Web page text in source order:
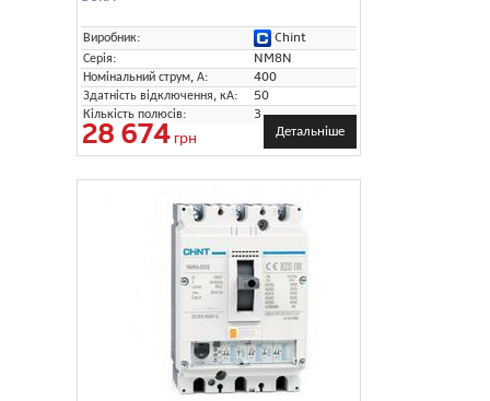
Виробник:
Chint
Серія:
NM8N
Номінальний струм, А:
400
Здатність відключення, кА:
50
Кількість полюсів:
3
28 674грн Детальніше